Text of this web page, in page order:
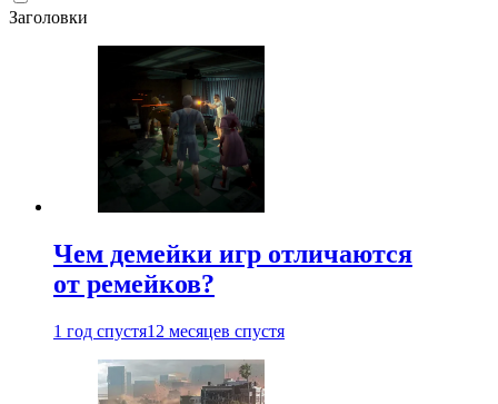
Заголовки
Чем демейки игр отличаются
от ремейков?
1 год спустя12 месяцев спустя